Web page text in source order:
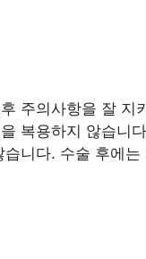
주의사항을 잘
복용하지 않습니
니다. 수술 후에